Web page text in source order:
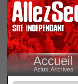
Accueil
Actus,Archives